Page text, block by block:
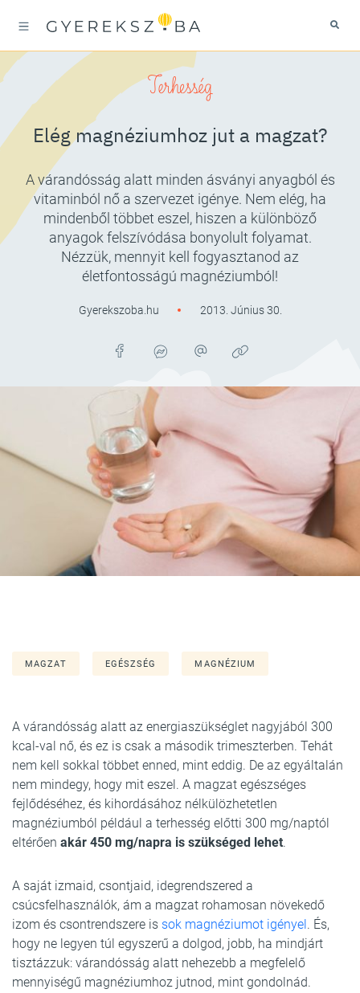
Terhesség
Elég magnéziumhoz jut a magzat?
A várandósság alatt minden ásványi anyagból és
vitaminból nő a szervezet igénye. Nem elég, ha
mindenből többet eszel, hiszen a különböző
anyagok felszívódása bonyolult folyamat.
Nézzük, mennyit kell fogyasztanod az
életfontosságú magnéziumból!
Gyerekszoba.hu 2013. Június 30.
MAGZAT EGÉSZSÉG MAGNÉZIUM
A várandósság alatt az energiaszükséglet nagyjából 300
kcal-val nő, és ez is csak a második trimeszterben. Tehát
nem kell sokkal többet enned, mint eddig. De az egyáltalán
nem mindegy, hogy mit eszel. A magzat egészséges
fejlődéséhez, és kihordásához nélkülözhetetlen
magnéziumból például a terhesség előtti 300 mg/naptól
eltérően akár 450 mg/napra is szükséged lehet.
A saját izmaid, csontjaid, idegrendszered a
csúcsfelhasználók, ám a magzat rohamosan növekedő
izom és csontrendszere is sok magnéziumot igényel. És,
hogy ne legyen túl egyszerű a dolgod, jobb, ha mindjárt
tisztázzuk: várandósság alatt nehezebb a megfelelő
mennyiségű magnéziumhoz jutnod, mint gondolnád.